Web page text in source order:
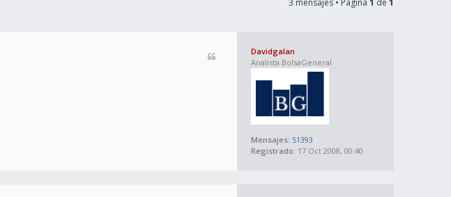
3 mensajes • Página 1 de 1
Davidgalan
Analista BolsaGeneral
Mensajes: 51393
Registrado: 17 Oct 2008, 00:40